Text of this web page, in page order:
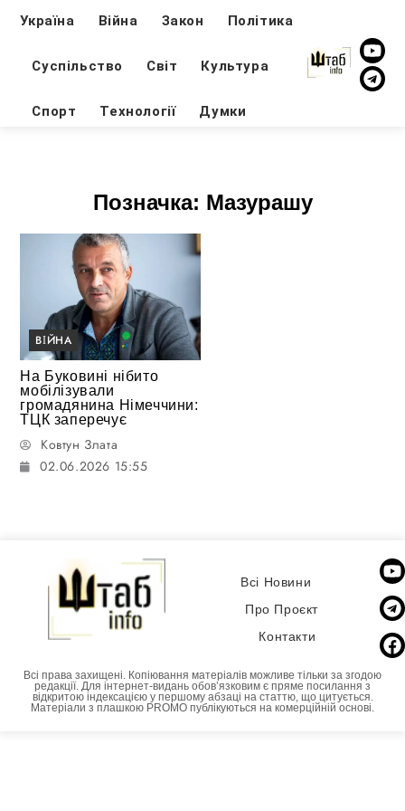
Україна Війна Закон Політика
Суспільство Світ Культура
Спорт Технології Думки
Позначка: Мазурашу
ВІЙНА
На Буковині нібито
мобілізували
громадянина Німеччини:
ТЦК заперечує
Ковтун Злата
02.06.2026 15:55
Всі Новини
Про Проєкт
Контакти
Всі права захищені. Копіювання матеріалів можливе тільки за згодою
редакції. Для інтернет-видань обовʼязковим є пряме посилання з
відкритою індексацією у першому абзаці на статтю, що цитується.
Матеріали з плашкою PROMO публікуються на комерційній основі.